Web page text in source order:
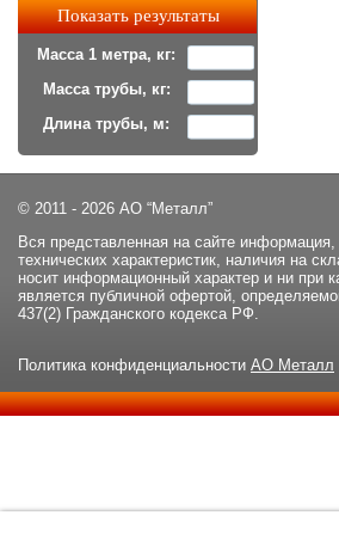
Масса 1 метра, кг:
Масса трубы, кг:
Длина трубы, м:
© 2011 - 2026 АО “Металл”
Вся представленная на сайте
технических характеристик, наличия на
носит информационный характер и ни при
является публичной офертой,
437(2) Гражданского кодекса РФ.
Политика конфиденциальности АО Металл